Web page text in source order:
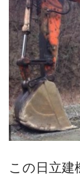
この日立